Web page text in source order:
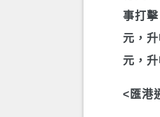
事打
元，
元，
<匯港